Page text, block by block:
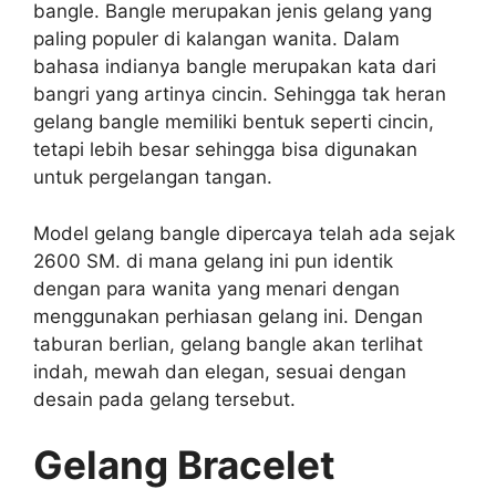
bangle. Bangle merupakan jenis gelang yang
paling populer di kalangan wanita. Dalam
bahasa indianya bangle merupakan kata dari
bangri yang artinya cincin. Sehingga tak heran
gelang bangle memiliki bentuk seperti cincin,
tetapi lebih besar sehingga bisa digunakan
untuk pergelangan tangan.
Model gelang bangle dipercaya telah ada sejak
2600 SM. di mana gelang ini pun identik
dengan para wanita yang menari dengan
menggunakan perhiasan gelang ini. Dengan
taburan berlian, gelang bangle akan terlihat
indah, mewah dan elegan, sesuai dengan
desain pada gelang tersebut.
Gelang Bracelet